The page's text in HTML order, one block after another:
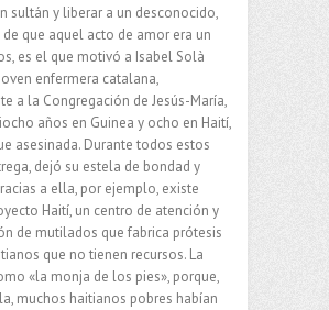
sultán y liberar a un desconocido,
que aquel acto de amor era un
es el que motivó a Isabel Solà
enfermera catalana,
a la Congregación de Jesús-María,
años en Guinea y ocho en Haití,
asesinada. Durante todos estos
dejó su estela de bondad y
a ella, por ejemplo, existe
Haití, un centro de atención y
de mutilados que fabrica prótesis
que no tienen recursos. La
«la monja de los pies», porque,
muchos haitianos pobres habían